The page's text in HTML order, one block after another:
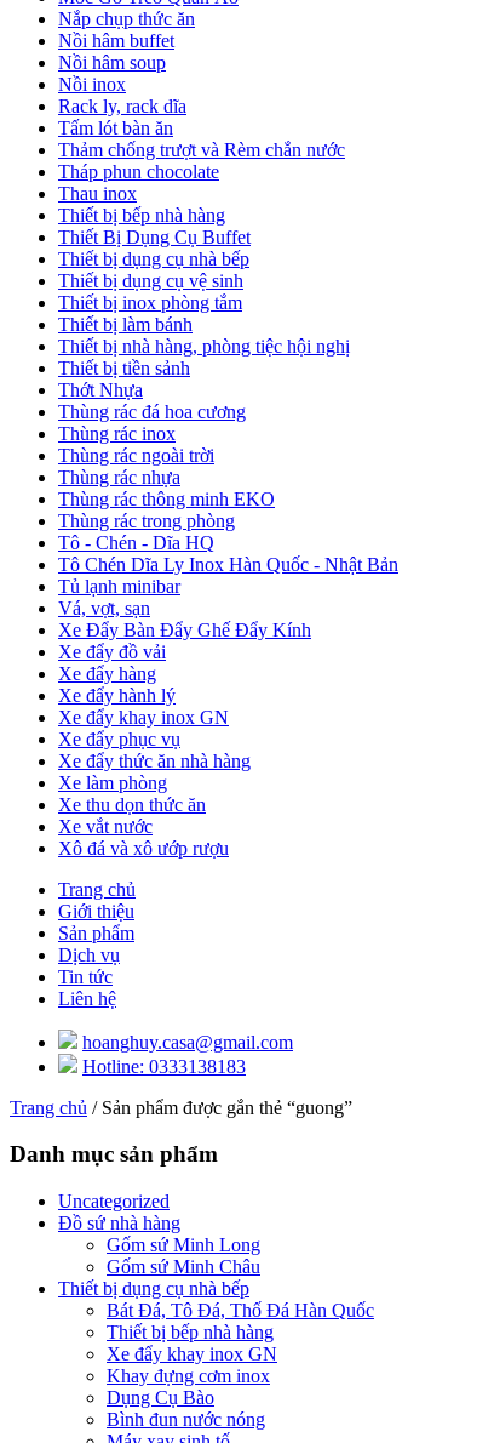
Nắp chụp thức ăn
Nồi hâm buffet
Nồi hâm soup
Nồi inox
Rack ly, rack dĩa
Tấm lót bàn ăn
Thảm chống trượt và Rèm chắn nước
Tháp phun chocolate
Thau inox
Thiết bị bếp nhà hàng
Thiết Bị Dụng Cụ Buffet
Thiết bị dụng cụ nhà bếp
Thiết bị dụng cụ vệ sinh
Thiết bị inox phòng tắm
Thiết bị làm bánh
Thiết bị nhà hàng, phòng tiệc hội nghị
Thiết bị tiền sảnh
Thớt Nhựa
Thùng rác đá hoa cương
Thùng rác inox
Thùng rác ngoài trời
Thùng rác nhựa
Thùng rác thông minh EKO
Thùng rác trong phòng
Tô - Chén - Dĩa HQ
Tô Chén Dĩa Ly Inox Hàn Quốc - Nhật Bản
Tủ lạnh minibar
Vá, vợt, sạn
Xe Đẩy Bàn Đẩy Ghế Đẩy Kính
Xe đẩy đồ vải
Xe đẩy hàng
Xe đẩy hành lý
Xe đẩy khay inox GN
Xe đẩy phục vụ
Xe đẩy thức ăn nhà hàng
Xe làm phòng
Xe thu dọn thức ăn
Xe vắt nước
Xô đá và xô ướp rượu
Trang chủ
Giới thiệu
Sản phẩm
Dịch vụ
Tin tức
Liên hệ
hoanghuy.casa@gmail.com
Hotline: 0333138183
Trang chủ / Sản phẩm được gắn thẻ “guong”
Danh mục sản phẩm
Uncategorized
Đồ sứ nhà hàng
Gốm sứ Minh Long
Gốm sứ Minh Châu
Thiết bị dụng cụ nhà bếp
Bát Đá, Tô Đá, Thố Đá Hàn Quốc
Thiết bị bếp nhà hàng
Xe đẩy khay inox GN
Khay đựng cơm inox
Dụng Cụ Bào
Bình đun nước nóng